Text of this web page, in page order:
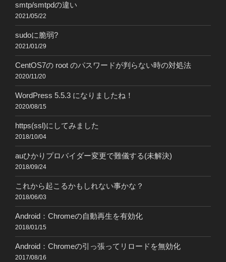
smtp/smtpdの違い
2021/05/22
sudoに脆弱?
2021/01/29
CentOS7の root のパスワードが判らない時の対処法
2020/11/20
WordPress 5.5.3 になりましたね！
2020/08/15
https(ssl)にしてみました
2018/10/04
auひかりプロバイダー変更で難儀する(未解決)
2018/09/24
これから起こるかもしれない事かな？
2018/06/03
Android：Chromeの自動再生を有効化
2018/01/15
Android：Chromeの引っ張ってリロードを無効化
2017/08/16